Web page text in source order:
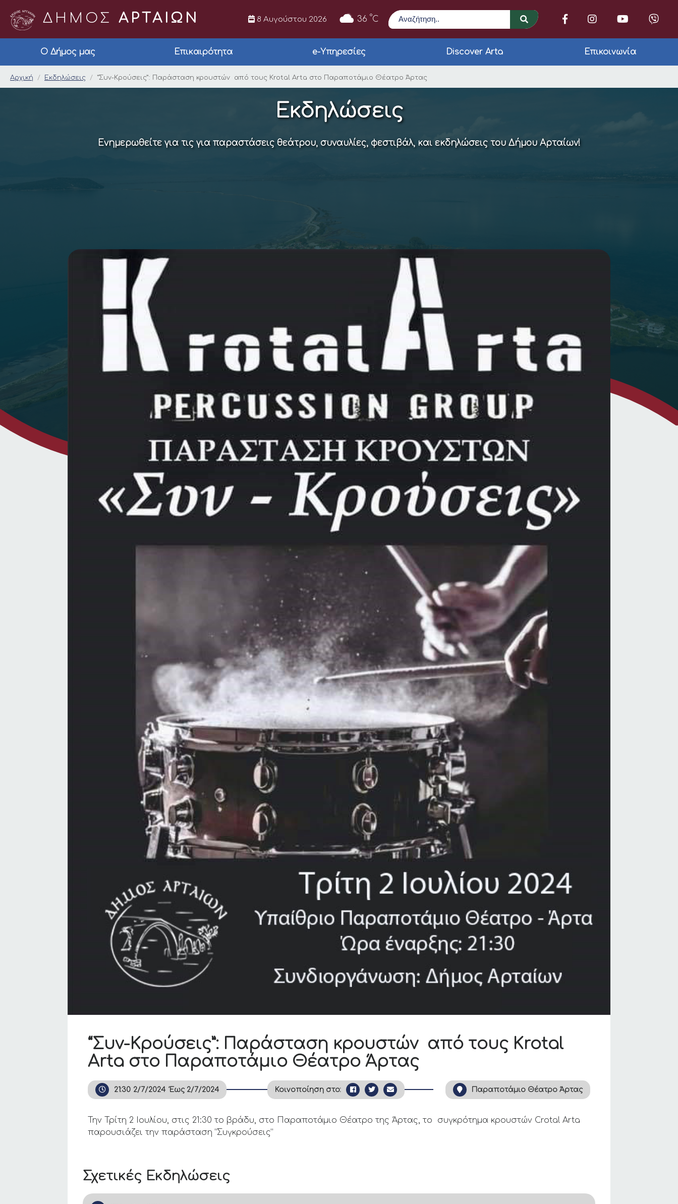
ΔΗΜΟΣ ΑΡΤΑΙΩΝ 8 Αυγούστου 2026 36 °C
Αναζήτηση
Ο Δήμος μας Επικαιρότητα e-Υπηρεσίες Discover Arta Επικοινωνία
“Συν-Κρούσεις”: Παράσταση κρουστών από τους Κrotal Arta
Αρχική Εκδηλώσεις “Συν-Κρούσεις”: Παράσταση κρουστών από τους Κrotal Arta στο Παραποτάμιο Θέατρο Άρτας
Εκδηλώσεις
Ενημερωθείτε για τις για παραστάσεις θεάτρου, συναυλίες, φεστιβάλ, και εκδηλώσεις του Δήμου Αρταίων!
Σχετικές Εκδηλώσεις
“Συν-Κρούσεις”: Παράσταση κρουστών από τους Κrotal
Arta στο Παραποτάμιο Θέατρο Άρτας
21:30 2/7/2024Έως 2/7/2024 Κοινοποίηση στο: Παραποτάμιο Θέατρο Άρτας
Την Τρίτη 2 Ιουλίου, στις 21:30 το βράδυ, στο Παραποτάμιο Θέατρο της Άρτας, το συγκρότημα κρουστών Crotal Arta
παρουσιάζει την παράσταση “Συγκρούσεις”